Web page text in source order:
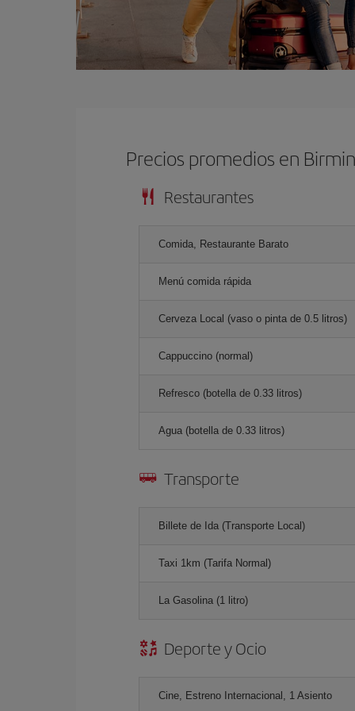
Precios promedios en
Restaurantes
Comida, Restaurante Barato
Menú comida rápida
Cerveza Local (vaso o pinta de 0.5 litros)
Cappuccino (normal)
Refresco (botella de 0.33 litros)
Agua (botella de 0.33 litros)
Transporte
Billete de Ida (Transporte Local)
Taxi 1km (Tarifa Normal)
La Gasolina (1 litro)
Deporte y Ocio
Cine, Estreno Internacional, 1 Asiento